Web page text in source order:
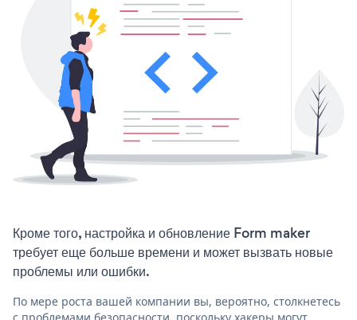
Кроме того, настройка и обновление Form maker
требует еще больше времени и может вызвать новые
проблемы или ошибки.
По мере роста вашей компании вы, вероятно, столкнетесь